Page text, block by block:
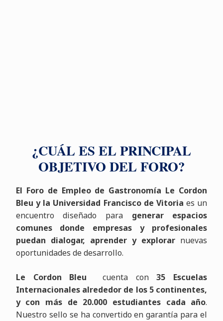
¿CUÁL ES EL PRINCIPAL
OBJETIVO DEL FORO?
El Foro de Empleo de Gastronomía Le Cordon
Bleu y la Universidad Francisco de Vitoria es un
encuentro diseñado para generar espacios
comunes donde empresas y profesionales
puedan dialogar, aprender y explorar nuevas
oportunidades de desarrollo.
Le Cordon Bleu cuenta con35 Escuelas
Internacionales alrededor de los 5 continentes,
y con más de 20.000 estudiantes cada año.
Nuestro sello se ha convertido en garantía para el